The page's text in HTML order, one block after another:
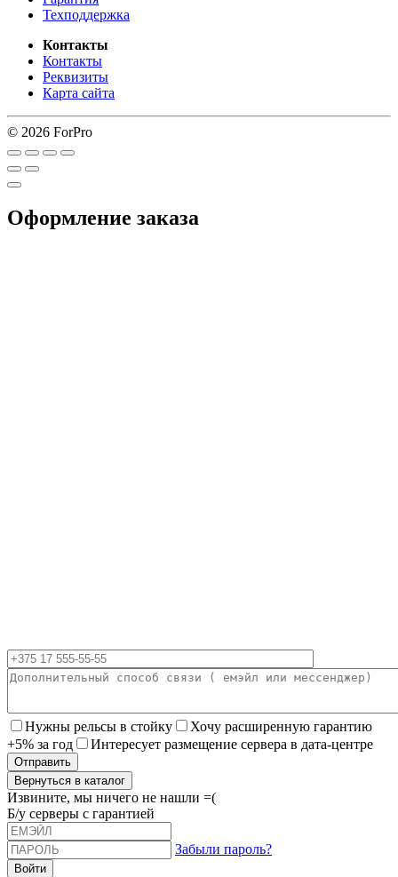
Техподдержка
Контакты
Контакты
Реквизиты
Карта сайта
© 2026 ForPro
Оформление заказа
Нужны рельсы в стойку
Хочу расширенную гарантию
+5% за год
Интересует размещение сервера в дата-центре
Вернуться в каталог
Извините, мы ничего не нашли =(
Б/у серверы с гарантией
Забыли пароль?